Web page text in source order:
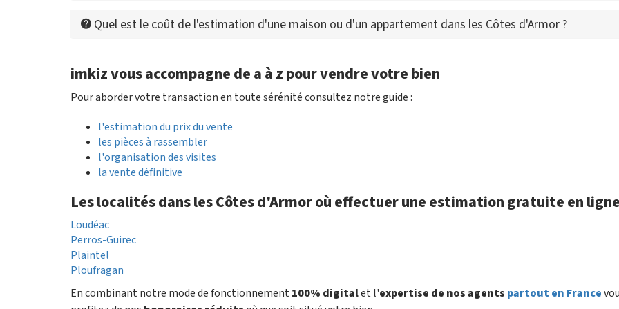
Quel est le coût de l'estimation d'une maison ou d'un appartement dans les Côtes d'Armor ?
imkiz vous accompagne de a à z pour vendre votre bien
Pour aborder votre transaction en toute sérénité consultez notre guide :
l'estimation du prix du vente
les pièces à rassembler
l'organisation des visites
la vente définitive
Les localités dans les Côtes d'Armor où effectuer une estimation gratuite en
Loudéac
Perros-Guirec
Plaintel
Ploufragan
En combinant notre mode de fonctionnement 100% digitalet l'expertise de nos agents partout en France